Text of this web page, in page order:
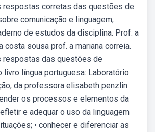
respostas corretas das questões de
comunicação e linguagem,
de estudos da disciplina. Prof. a
costa sousa prof. a mariana correia.
respostas das questões de
livro língua portuguesa: Laboratório
da professora elisabeth penzlin
os processos e elementos da
e adequar o uso da linguagem
• conhecer e diferenciar as